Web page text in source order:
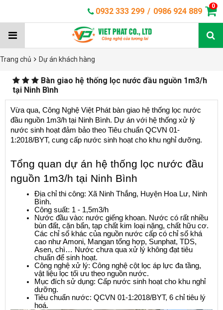
0932 333 299 / 0986 924 889
0
Trang chủ Dự án khách hàng
Bàn giao hệ thống lọc nước đầu nguồn 1m3/h
tại Ninh Bình
Vừa qua, Công Nghệ Việt Phát bàn giao hệ thống lọc nước
đầu nguồn 1m3/h tại Ninh Bình. Dự án với hệ thống xử lý
nước sinh hoạt đảm bảo theo Tiêu chuẩn QCVN 01-
1:2018/BYT, cung cấp nước sinh hoạt cho khu nghỉ dưỡng.
Tổng quan dự án hệ thống lọc nước đầu
nguồn 1m3/h tại Ninh Bình
Địa chỉ thi công: Xã Ninh Thắng, Huyện Hoa Lư, Ninh
Bình.
Công suất: 1 - 1,5m3/h
Nước đầu vào: nước giếng khoan. Nước có rất nhiều
bùn đất, cặn bẩn, tạp chất kim loại nặng, chất hữu cơ.
Các chỉ số khác của nguồn nước cấp có chỉ số khá
cao như Amoni, Mangan tổng hợp, Sunphat, TDS,
Asen, chì… Nước chưa qua xử lý không đạt tiêu
chuẩn để sinh hoạt.
Công nghệ xử lý: Công nghệ cột lọc áp lực đa tầng,
vật liệu lọc tối ưu theo nguồn nước.
Mục đích sử dụng: Cấp nước sinh hoạt cho khu nghỉ
dưỡng.
Tiêu chuẩn nước: QCVN 01-1:2018/BYT, 6 chỉ tiêu lý
hoá.